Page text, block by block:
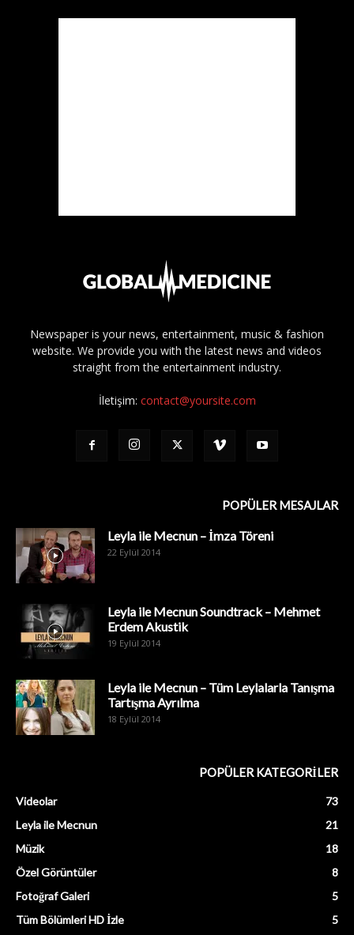
Newspaper is your news, entertainment, music & fashion
website. We provide you with the latest news and videos
straight from the entertainment industry.
İletişim: contact@yoursite.com
POPÜLER MESAJLAR
Leyla ile Mecnun – İmza Töreni
22 Eylül 2014
Leyla ile Mecnun Soundtrack – Mehmet
Erdem Akustik
19 Eylül 2014
Leyla ile Mecnun – Tüm Leylalarla Tanışma
Tartışma Ayrılma
18 Eylül 2014
POPÜLER KATEGORİLER
Videolar
73
Leyla ile Mecnun
21
Müzik
18
Özel Görüntüler
8
Fotoğraf Galeri
5
Tüm Bölümleri HD İzle
5